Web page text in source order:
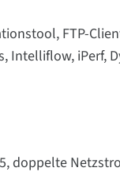
FTP-
Intelliflow, iPerf,
doppelte